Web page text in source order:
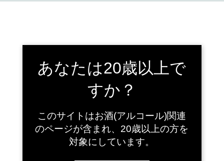
ご購入いただきありがとうございます
あなたは20歳以上で
すか？
このサイトはお酒(アルコール)関連
のページが含まれ、20歳以上の方を
対象にしています。